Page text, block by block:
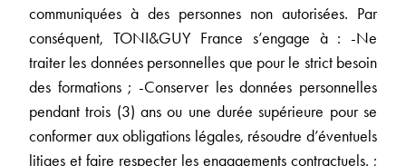
communiquées à des personnes non autorisées. Par
conséquent, TONI&GUY France s’engage à : -Ne
traiter les données personnelles que pour le strict besoin
des formations ; -Conserver les données personnelles
pendant trois (3) ans ou une durée supérieure pour se
conformer aux obligations légales, résoudre d’éventuels
litiges et faire respecter les engagements contractuels. ;